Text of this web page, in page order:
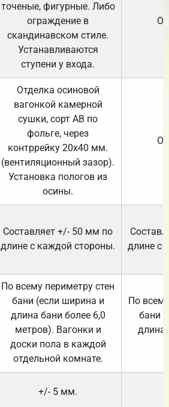
точеные, фигурные. Либо
ограждение в
скандинавском стиле.
Устанавливаются
ступени у входа.
Отделка осиновой
вагонкой камерной
сушки, сорт АВ по
фольге, через
контррейку 20х40 мм.
(вентиляционный зазор).
Установка пологов из
осины.
Составляет +/- 50 мм по
длине с каждой стороны.
длине с
По всему периметру стен
бани (если ширина и
длина бани более 6,0
метров). Вагонки и
доски пола в каждой
отдельной комнате.
По
бани
длина
+/- 5 мм.